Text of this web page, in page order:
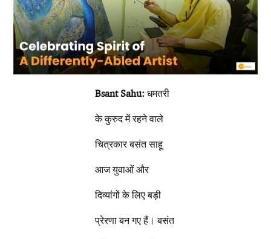
Bsant Sahu:धमतरी
के कुरुद में रहने वाले
चित्रकार बसंत साहू
आज युवाओं और
दिव्यांगों के लिए बड़ी
प्रेरणा बन गए हैं। बसंत